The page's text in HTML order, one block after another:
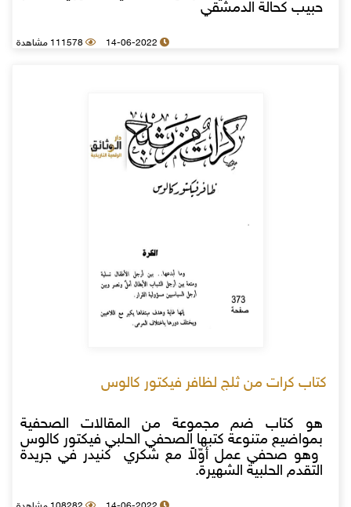
حبيب كحالة الدمشقي
14-06-2022 111578 مشاهدة
كتاب كرات من ثلج لظافر فيكتور كالوس
هو كتاب ضم مجموعة من المقالات الصحفية
بمواضيع متنوعة كتبها الصحفي الحلبي فيكتور كالوس
وهو صحفي عمل أوّلاً مع شكري كنيدر في جريدة
التقدم الحلبية الشهيرة.